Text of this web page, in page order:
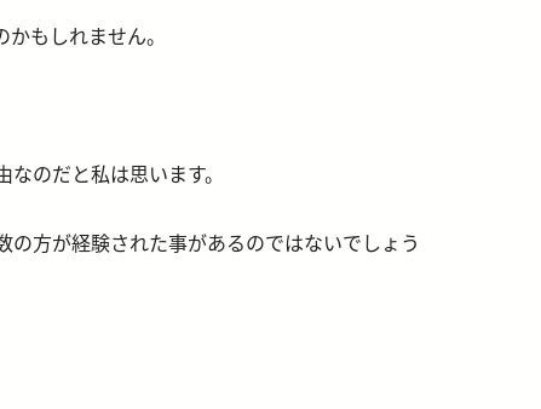
もしれません。
のだと私は思います。
方が経験された事があるのではないでしょう